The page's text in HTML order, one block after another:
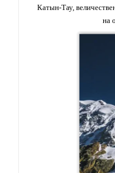
Катын-Тау,
на